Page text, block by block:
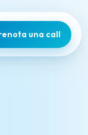
una call